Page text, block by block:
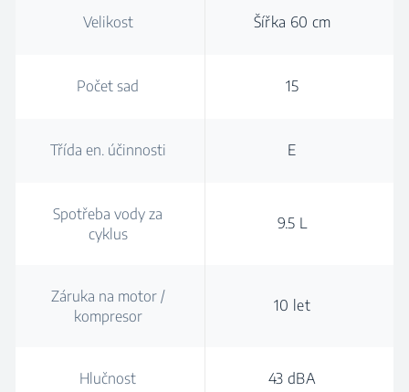
Velikost Šířka 60 cm
Počet sad 15
Třída en. účinnosti E
Spotřeba vody za
cyklus
9.5 L
Záruka na motor /
kompresor
10 let
Hlučnost 43 dBA